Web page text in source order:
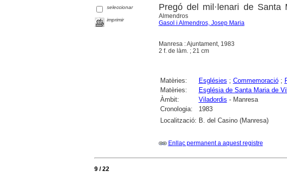
seleccionar
imprimir
Pregó del mil·lenari de
Almendros
Gasol i Almendros, Josep Maria
Manresa : Ajuntament, 1983
2 f. de làm. ; 21 cm
Matèries: Esglésies ; Commemoració;
Matèries:
Església de Santa Maria de
Àmbit:
Viladordis - Manresa
Cronologia:
1983
Localització: B. del Casino (Manresa)
Enllaç permanent a aquest registre
9 / 22